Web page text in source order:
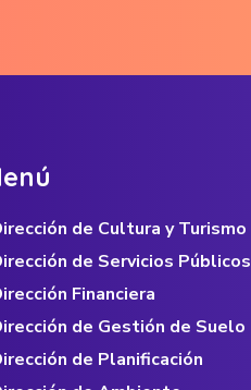
enú
de Cultura y Turismo
de Servicios Públicos
Financiera
de Gestión de Suelo
de Planificación